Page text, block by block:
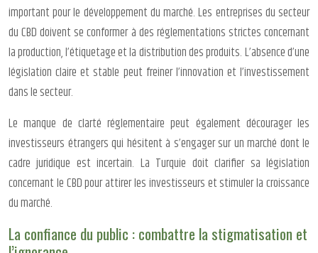
important pour le développement du marché. Les entreprises du secteur
du CBD doivent se conformer à des réglementations strictes concernant
la production, l’étiquetage et la distribution des produits. L’absence d’une
législation claire et stable peut freiner l’innovation et l’investissement
dans le secteur.
Le manque de clarté réglementaire peut également décourager les
investisseurs étrangers qui hésitent à s’engager sur un marché dont le
cadre juridique est incertain. La Turquie doit clarifier sa législation
concernant le CBD pour attirer les investisseurs et stimuler la croissance
du marché.
La confiance du public : combattre la stigmatisation et